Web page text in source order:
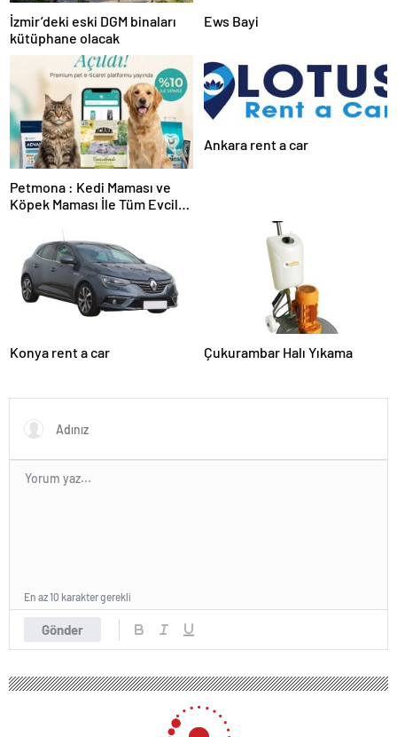
İzmir’deki eski DGM binaları
kütüphane olacak
Ews Bayi
Petmona : Kedi Maması ve
Köpek Maması İle Tüm Evcil
Ankara rent a car
Konya rent a car Çukurambar Halı Yıkama
Gönder
En az 10 karakter gerekli